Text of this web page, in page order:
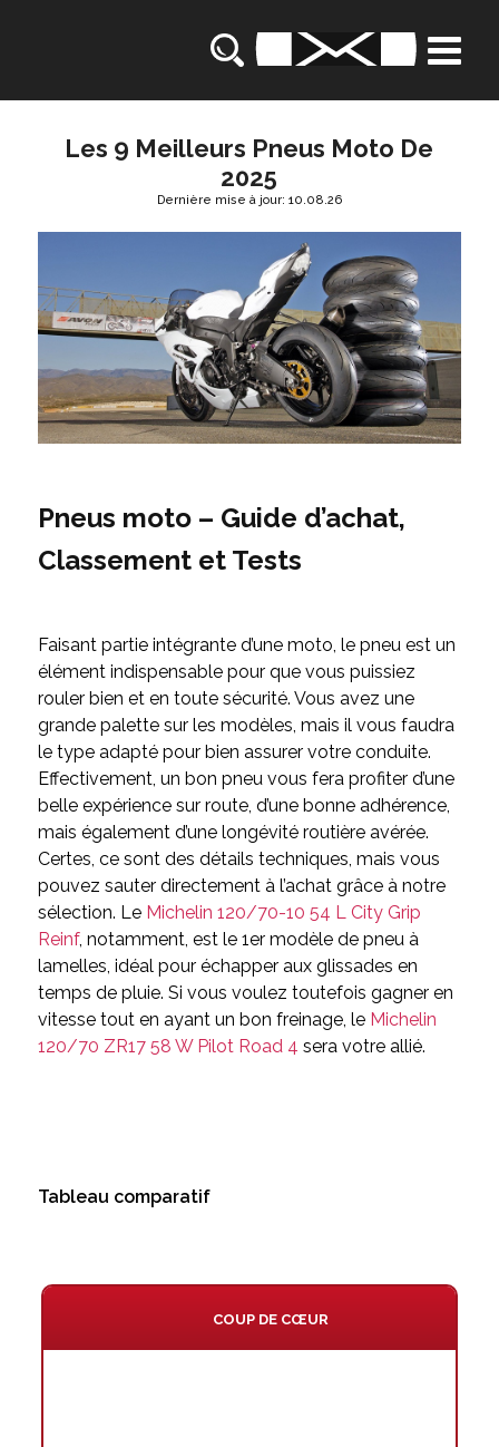
Les 9 Meilleurs Pneus Moto De
2025
Dernière mise à jour: 10.08.26
Pneus moto – Guide d’achat,
Classement et Tests
Faisant partie intégrante d’une moto, le pneu est un
élément indispensable pour que vous puissiez
rouler bien et en toute sécurité. Vous avez une
grande palette sur les modèles, mais il vous faudra
le type adapté pour bien assurer votre conduite.
Effectivement, un bon pneu vous fera profiter d’une
belle expérience sur route, d’une bonne adhérence,
mais également d’une longévité routière avérée.
Certes, ce sont des détails techniques, mais vous
pouvez sauter directement à l’achat grâce à notre
sélection. Le Michelin 120/70-10 54 L City Grip
Reinf, notamment, est le 1ermodèle de pneu à
lamelles, idéal pour échapper aux glissades en
temps de pluie. Si vous voulez toutefois gagner en
vitesse tout en ayant un bon freinage, le Michelin
120/70 ZR17 58 W Pilot Road 4 sera votre allié.
Tableau comparatif
COUP DE CŒUR